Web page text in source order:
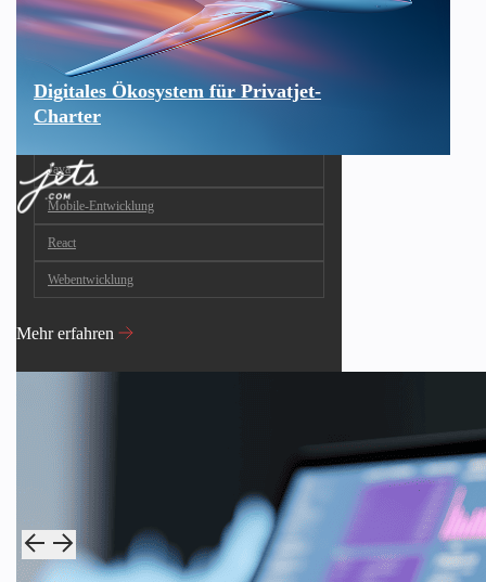
Digitales Ökosystem für Privatjet-
Charter
Java
Mobile-Entwicklung
React
Webentwicklung
Mehr erfahren